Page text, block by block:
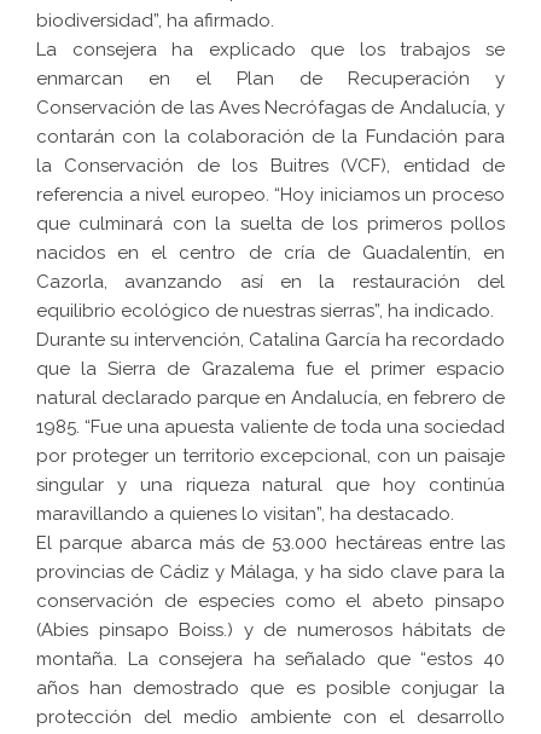
biodiversidad”, ha afirmado.
La consejera ha explicado que los trabajos se
enmarcan en el Plan de Recuperación y
Conservación de las Aves Necrófagas de Andalucía, y
contarán con la colaboración de la Fundación para
la Conservación de los Buitres (VCF), entidad de
referencia a nivel europeo. “Hoy iniciamos un proceso
que culminará con la suelta de los primeros pollos
nacidos en el centro de cría de Guadalentín, en
Cazorla, avanzando así en la restauración del
equilibrio ecológico de nuestras sierras”, ha indicado.
Durante su intervención, Catalina García ha recordado
que la Sierra de Grazalema fue el primer espacio
natural declarado parque en Andalucía, en febrero de
1985. “Fue una apuesta valiente de toda una sociedad
por proteger un territorio excepcional, con un paisaje
singular y una riqueza natural que hoy continúa
maravillando a quienes lo visitan”, ha destacado.
El parque abarca más de 53.000 hectáreas entre las
provincias de Cádiz y Málaga, y ha sido clave para la
conservación de especies como el abeto pinsapo
(Abies pinsapo Boiss.) y de numerosos hábitats de
montaña. La consejera ha señalado que “estos 40
años han demostrado que es posible conjugar la
protección del medio ambiente con el desarrollo